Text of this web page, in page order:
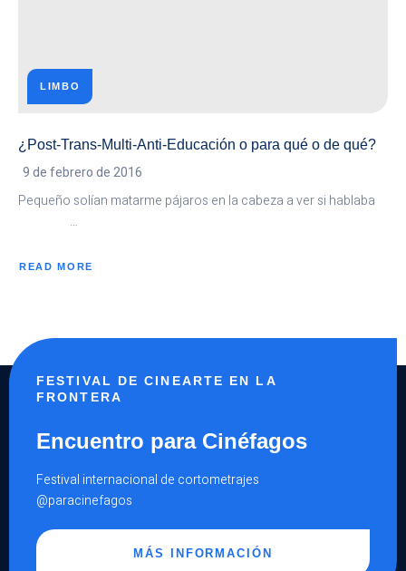
LIMBO
¿Post-Trans-Multi-Anti-Educación o para qué o de qué?
9 de febrero de 2016
Pequeño solían matarme pájaros en la cabeza a ver si hablaba
…
READ MORE
ABOUT
PARA
QUÉ
O
QUÉ?FESTIVAL DE CINEARTE EN LA
FRONTERA
Encuentro para Cinéfagos
Festival internacional de cortometrajes
@paracinefagos
MÁS INFORMACIÓN